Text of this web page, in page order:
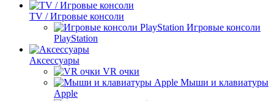
TV / Игровые консоли
Игровые консоли
PlayStation
Аксессуары
VR очки
Мыши и клавиатуры
Apple